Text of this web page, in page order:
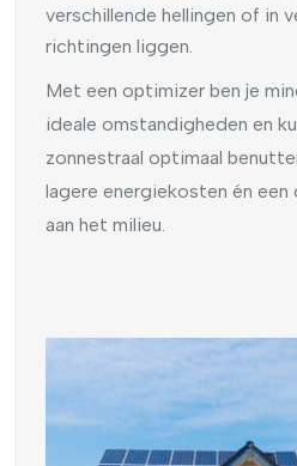
verschillende hellingen of in
richtingen liggen.
Met een optimizer ben je
ideale omstandigheden en
zonnestraal optimaal
lagere energiekosten én een
aan het milieu.